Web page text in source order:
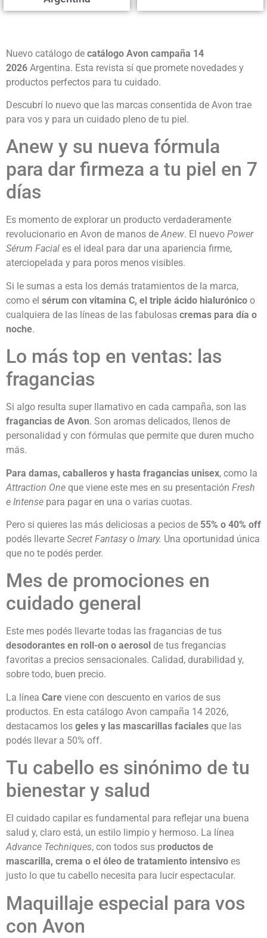
Nuevo catálogo de catálogo Avon campaña 14
2026 Argentina. Esta revista sí que promete novedades y
productos perfectos para tu cuidado.
Descubrí lo nuevo que las marcas consentida de Avon trae
para vos y para un cuidado pleno de tu piel.
Anew y su nueva fórmula
para dar firmeza a tu piel en 7
días
Es momento de explorar un producto verdaderamente
revolucionario en Avon de manos deAnew. El nuevo Power
Sérum Facial es el ideal para dar una apariencia firme,
aterciopelada y para poros menos visibles.
Si le sumas a esta los demás tratamientos de la marca,
como el sérum con vitamina C, el triple ácido hialurónico o
cualquiera de las líneas de las fabulosas cremas para día o
noche.
Lo más top en ventas: las
fragancias
Si algo resulta super llamativo en cada campaña, son las
fragancias de Avon. Son aromas delicados, llenos de
personalidad y con fórmulas que permite que duren mucho
más.
Para damas, caballeros y hasta fragancias unisex, como la
Attraction One que viene este mes en su presentación Fresh
e Intense para pagar en una o varias cuotas.
Pero si quieres las más deliciosas a pecios de 55% o 40% off
podés llevarte Secret Fantasyo Imary. Una oportunidad única
que no te podés perder.
Mes de promociones en
cuidado general
Este mes podés llevarte todas las fragancias de tus
desodorantes en roll-on o aerosol de tus fregancias
favoritas a precios sensacionales. Calidad, durabilidad y,
sobre todo, buen precio.
La línea Care viene con descuento en varios de sus
productos. En esta catálogo Avon campaña 14 2026,
destacamos los geles y las mascarillas faciales que las
podés llevar a 50% off.
Tu cabello es sinónimo de tu
bienestar y salud
El cuidado capilar es fundamental para reflejar una buena
salud y, claro está, un estilo limpio y hermoso. La línea
Advance Techniques, con todos sus productos de
mascarilla, crema o el óleo de tratamiento intensivo es
justo lo que tu cabello necesita para lucir espectacular.
Maquillaje especial para vos
con Avon